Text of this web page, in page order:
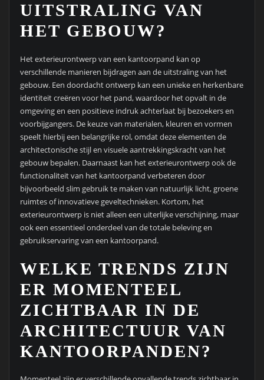
UITSTRALING VAN
HET GEBOUW?
Het exterieurontwerp van een kantoorpand kan op
verschillende manieren bijdragen aan de uitstraling van het
gebouw. Een doordacht ontwerp kan een unieke en herkenbare
identiteit creëren voor het pand, waardoor het opvalt in de
omgeving en een positieve indruk achterlaat bij bezoekers en
voorbijgangers. De keuze van materialen, kleuren en vormen
speelt hierbij een belangrijke rol, omdat deze elementen de
architectonische stijl en visuele aantrekkingskracht van het
gebouw bepalen. Daarnaast kan het exterieurontwerp ook de
functionaliteit van het kantoorpand verbeteren door
bijvoorbeeld slim gebruik te maken van natuurlijk licht, groene
ruimtes of innovatieve geveltechnieken. Kortom, het
exterieurontwerp is niet alleen een uiterlijke verschijning, maar
ook een essentieel onderdeel van de totale beleving en
gebruikservaring van een kantoorpand.
WELKE TRENDS ZIJN
ER MOMENTEEL
ZICHTBAAR IN DE
ARCHITECTUUR VAN
KANTOORPANDEN?